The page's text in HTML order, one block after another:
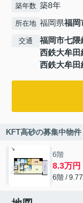
築年数 築8年
所在地 福岡県福岡
交通 福岡市七隈
西鉄大牟田
西鉄大牟田
KFT高砂の募集中物件
6階
8.3万円
6階 /